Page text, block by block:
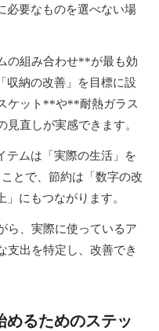
必要なものを選べない場
の組み合わせ**が最も効
収納の改善」を目標に設
ケット**や**耐熱ガラス
直しが実感できます。
テムは「実際の生活」を
とで、節約は「数字の改
にもつながります。
ら、実際に使っているア
支出を特定し、改善でき
めるためのステッ